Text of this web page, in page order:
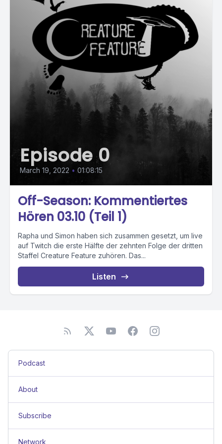
Episode 0
March 19, 2022 • 01:08:15
Off-Season: Kommentiertes
Hören 03.10 (Teil 1)
Rapha und Simon haben sich zusammen gesetzt, um live
auf Twitch die erste Hälfte der zehnten Folge der dritten
Staffel Creature Feature zuhören. Das...
Listen
Podcast
About
Subscribe
Network